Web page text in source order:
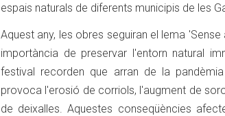
espais naturals de diferents municipis de les
Aquest any, les obres seguiran el lema
importància de preservar l'entorn natural
festival recorden que arran de la
provoca l'erosió de corriols, l'augment de
de deixalles. Aquestes conseqüències